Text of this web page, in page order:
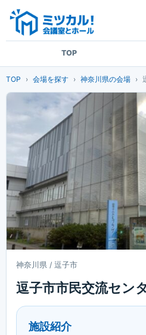
TOP
TOP 会場を探す 神奈川県の会場
神奈川県 / 逗子市
逗子市市民交流セン
施設紹介